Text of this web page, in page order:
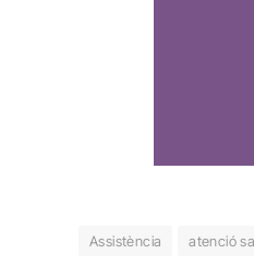
Assistència atenció